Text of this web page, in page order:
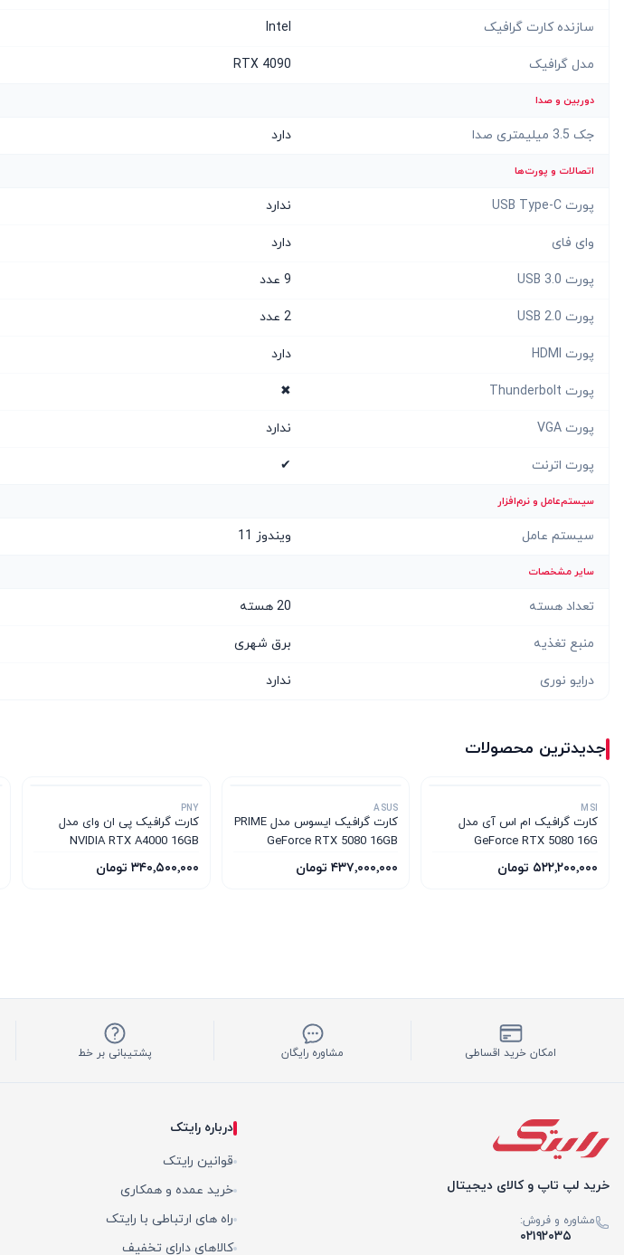
سازنده کارت گرافیک Intel
مدل گرافیک RTX 4090
دوربین و صدا
جک 3.5 میلیمتری صدا دارد
اتصالات و پورت‌ها
پورت USB Type-C ندارد
وای فای دارد
پورت USB 3.0 9 عدد
پورت USB 2.0 2 عدد
پورت HDMI دارد
پورت Thunderbolt ✖
پورت VGA ندارد
پورت اترنت ✔
سیستم‌عامل و نرم‌افزار
سیستم عامل ویندوز 11
سایر مشخصات
تعداد هسته 20 هسته
منبع تغذیه برق شهری
درایو نوری ندارد
جدیدترین محصولات
MSI
کارت گرافیک ام‌ اس‌ آی مدل
GeForce RTX 5080 16G
VENTUS 3X OC WHITE
۵۲۲٬۲۰۰٬۰۰۰ تومان
ASUS
کارت گرافیک ایسوس مدل PRIME
GeForce RTX 5080 16GB
GDDR7 OC Edition
۴۳۷٬۰۰۰٬۰۰۰ تومان
PNY
کارت گرافیک پی ان وای مدل
NVIDIA RTX A4000 16GB
۳۴۰٬۵۰۰٬۰۰۰ تومان
امکان خرید اقساطی مشاوره رایگان پشتیبانی بر خط
خرید لپ تاپ و کالای دیجیتال
مشاوره و فروش:
۰۲۱۹۲۰۳۵
درباره رایتک
قوانین رایتک
خرید عمده و همکاری
راه های ارتباطی با رایتک
کالاهای دارای تخفیف